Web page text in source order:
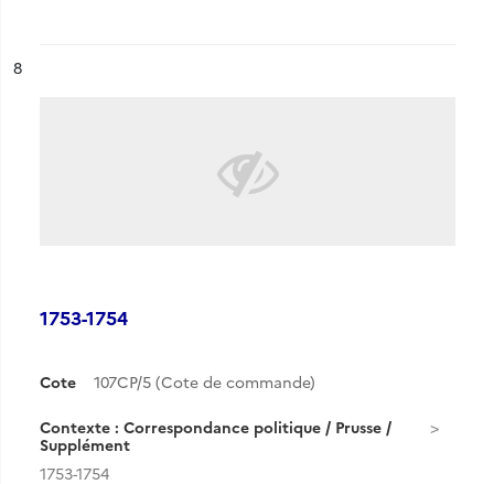
n°
8
1753-1754
Cote 107CP/5 (Cote de commande)
Contexte : Correspondance politique / Prusse /
Supplément
1753-1754